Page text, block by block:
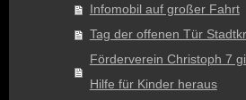
Infomobil auf großer Fahrt
Tag der offenen Tür
Förderverein Christoph 7
Hilfe für Kinder heraus